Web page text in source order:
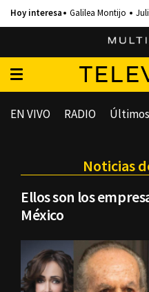
Galilea Montijo
EN VIVO RADIO
Noticias
Ellos son los
México